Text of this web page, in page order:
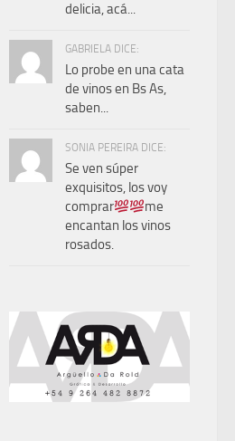
delicia, acá...
GABRIELA DICE:
Lo probe en una cata
de vinos en Bs As,
saben...
SONIA PEREIRA DICE:
Se ven súper
exquisitos, los voy
comprar
me
encantan los vinos
rosados.